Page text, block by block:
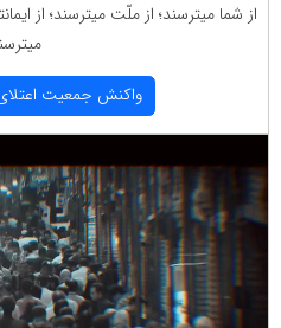
از شما میترسند؛ از ملّت میترسند؛ از
واكنش جمعیت